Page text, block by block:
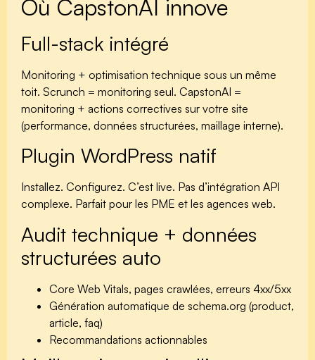
Où CapstonAI innove
Full-stack intégré
Monitoring + optimisation technique sous un même
toit. Scrunch = monitoring seul. CapstonAI =
monitoring + actions correctives sur votre site
(performance, données structurées, maillage interne).
Plugin WordPress natif
Installez. Configurez. C’est live. Pas d’intégration API
complexe. Parfait pour les PME et les agences web.
Audit technique + données
structurées auto
Core Web Vitals, pages crawlées, erreurs 4xx/5xx
Génération automatique de schema.org (product,
article, faq)
Recommandations actionnables